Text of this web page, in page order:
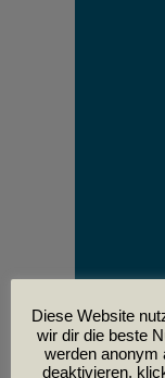
Diese Website
wir dir die beste
werden anonym
deaktivieren,